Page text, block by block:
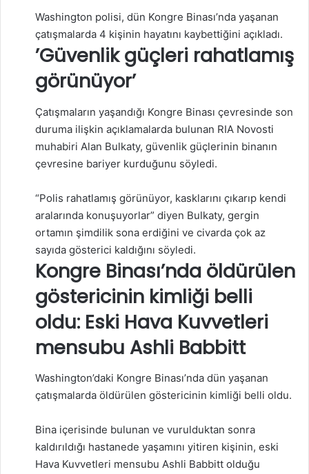
Washington polisi, dün Kongre Binası’nda yaşanan
çatışmalarda 4 kişinin hayatını kaybettiğini açıkladı.
​’Güvenlik güçleri rahatlamış
görünüyor’
Çatışmaların yaşandığı Kongre Binası çevresinde son
duruma ilişkin açıklamalarda bulunan RIA Novosti
muhabiri Alan Bulkaty, güvenlik güçlerinin binanın
çevresine bariyer kurduğunu söyledi.
“Polis rahatlamış görünüyor, kasklarını çıkarıp kendi
aralarında konuşuyorlar” diyen Bulkaty, gergin
ortamın şimdilik sona erdiğini ve civarda çok az
sayıda gösterici kaldığını söyledi.
Kongre Binası’nda öldürülen
göstericinin kimliği belli
oldu: Eski Hava Kuvvetleri
mensubu Ashli Babbitt
Washington’daki Kongre Binası’nda dün yaşanan
çatışmalarda öldürülen göstericinin kimliği belli oldu.
Bina içerisinde bulunan ve vurulduktan sonra
kaldırıldığı hastanede yaşamını yitiren kişinin, eski
Hava Kuvvetleri mensubu Ashli Babbitt olduğu